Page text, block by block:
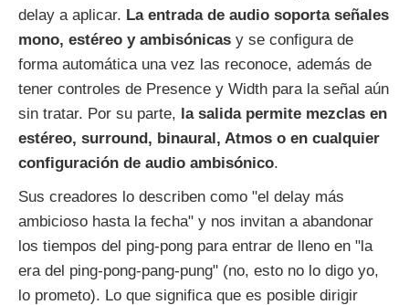
delay a aplicar. La entrada de audio soporta señales
mono, estéreo y ambisónicas y se configura de
forma automática una vez las reconoce, además de
tener controles de Presence y Width para la señal aún
sin tratar. Por su parte, la salida permite mezclas en
estéreo, surround, binaural, Atmos o en cualquier
configuración de audio ambisónico.
Sus creadores lo describen como "el delay más
ambicioso hasta la fecha" y nos invitan a abandonar
los tiempos del ping-pong para entrar de lleno en "la
era del ping-pong-pang-pung" (no, esto no lo digo yo,
lo prometo). Lo que significa que es posible dirigir